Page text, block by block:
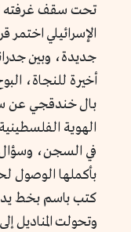
تحت سقف غرفته
الإسرائيلي اختمر
جديدة، وبين
أخيرة للنجاة،
بال خندقجي عن
الهوية
في السجن،
بأكملها الوصول
كتب باسم بخط
وتحولت المناديل